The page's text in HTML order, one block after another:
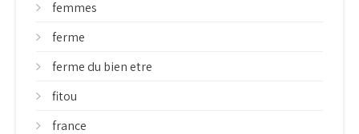
femmes
ferme
ferme du bien etre
fitou
france